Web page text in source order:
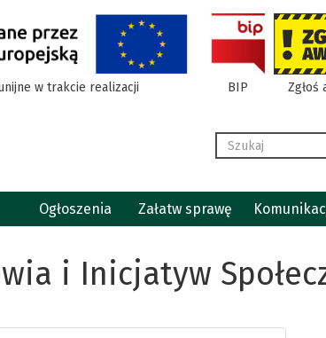
w trakcie realizacji BIP Zgłoś
Wyszukaj
Ogłoszenia Załatw sprawę
i Inicjatyw